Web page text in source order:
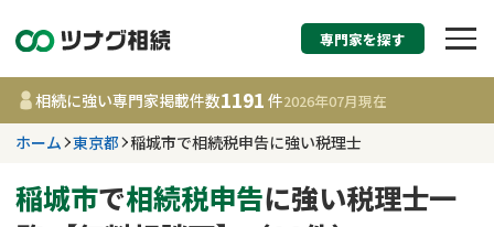
相続税申告・相続手
す
東京都
専門家を探す
相続に強い専門家掲載件数1191 件2026年07月現在
ホーム 東京都 稲城市で相続税申告に強い税理士
稲城市で相続税申告に強い税理士一